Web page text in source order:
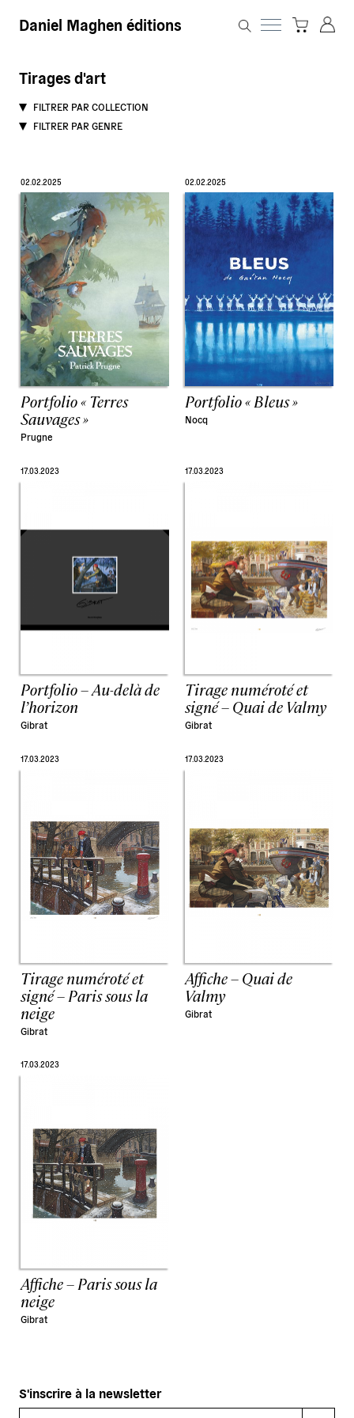
Daniel Maghen éditions
Tirages d'art
FILTRER PAR COLLECTION
FILTRER PAR GENRE
02.02.2025
Portfolio « Terres
Sauvages »
Prugne
02.02.2025
Portfolio « Bleus »
Nocq
17.03.2023
Portfolio – Au-delà de
l’horizon
Gibrat
17.03.2023
Tirage numéroté et
signé – Quai de Valmy
Gibrat
17.03.2023
Tirage numéroté et
signé – Paris sous la
neige
Gibrat
17.03.2023
Affiche – Quai de
Valmy
Gibrat
17.03.2023
Affiche – Paris sous la
neige
Gibrat
S'inscrire à la newsletter